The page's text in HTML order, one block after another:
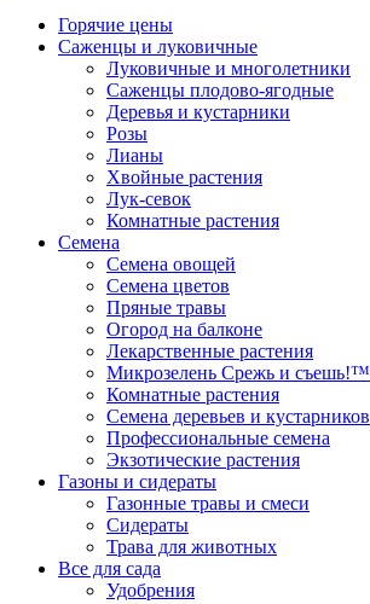
Горячие цены
Саженцы и луковичные
Луковичные и многолетники
Саженцы плодово-ягодные
Деревья и кустарники
Розы
Лианы
Хвойные растения
Лук-севок
Комнатные растения
Семена
Семена овощей
Семена цветов
Пряные травы
Огород на балконе
Лекарственные растения
Микрозелень Срежь и съешь!™
Комнатные растения
Семена деревьев и кустарников
Профессиональные семена
Экзотические растения
Газоны и сидераты
Газонные травы и смеси
Сидераты
Трава для животных
Все для сада
Удобрения